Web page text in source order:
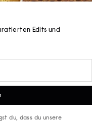
Edits und
du, dass du unsere